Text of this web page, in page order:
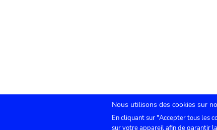
Agenda Presse Location
Nous utilisons des cookies sur
En cliquant sur "Accepter tous les
sur votre appareil afin de garantir